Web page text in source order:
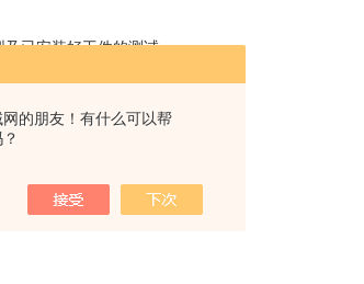
的朋友！有什么可以帮
已安装好工件的测试
场地
测试精准